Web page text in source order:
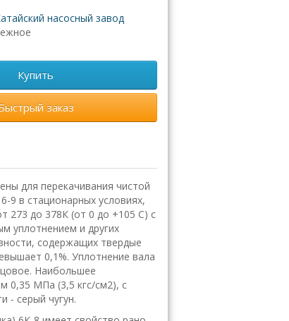
насосный завод
Купить
заказ
для перекачивания чистой
9 в стационарных условиях,
273 до 378К (от 0 до +105 С) с
уплотнением и других
содержащих твердые
0,1%. Уплотнение вала
Наибольшее
0,35 МПа (3,5 кгс/см2), с
- серый чугун.